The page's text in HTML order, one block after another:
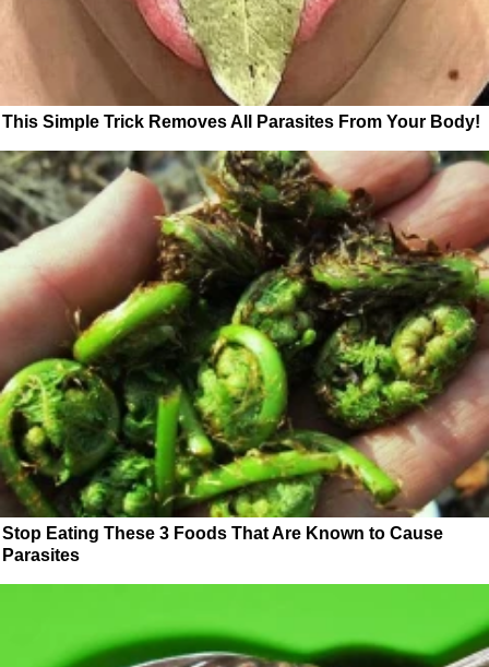
This Simple Trick Removes All Parasites From Your Body!
Stop Eating These 3 Foods That Are Known to Cause
Parasites